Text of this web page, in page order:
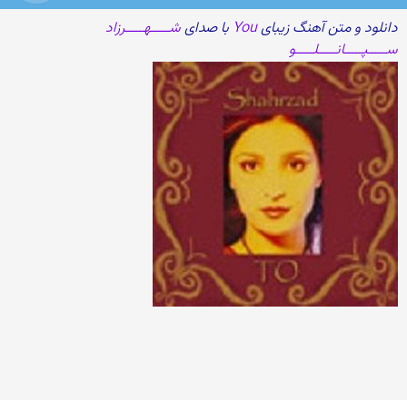
دانلود و متن آهنگ زیبایYou با صدایشـــــهـــــرزاد
ســـــپـــــانـــــلـــــو